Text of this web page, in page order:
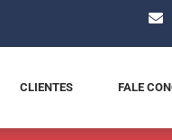
CLIENTES FALE